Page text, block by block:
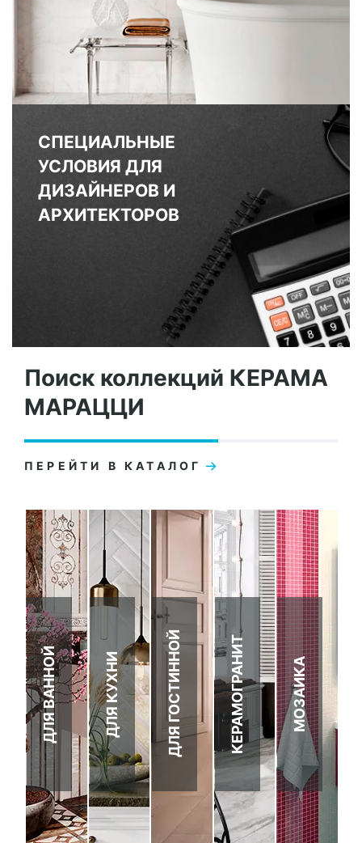
СПЕЦИАЛЬНЫЕ
УСЛОВИЯ ДЛЯ
ДИЗАЙНЕРОВ И
АРХИТЕКТОРОВ
Поиск коллекций КЕРАМА
МАРАЦЦИ
ПЕРЕЙТИ В КАТАЛОГ
ДЛЯ ВАННОЙ ДЛЯ КУХНИ ДЛЯ ГОСТИННОЙ КЕРАМОГРАНИТ МОЗАИКА